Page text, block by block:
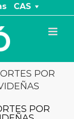
CAS
POR
POR